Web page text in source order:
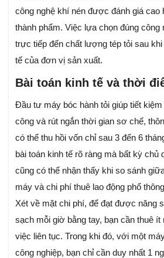
công nghệ khí nén được đánh giá
thành phẩm. Việc lựa chọn đúng công
trực tiếp đến chất lượng tép tỏi sau
tế của đơn vị sản xuất.
Bài toán kinh tế và thời
Đầu tư máy bóc hành tỏi giúp tiết
công và rút ngắn thời gian sơ chế,
có thể thu hồi vốn chỉ sau 3 đến 6
bài toán kinh tế rõ ràng mà bất kỳ chủ
cũng có thể nhận thấy khi so sánh
máy và chi phí thuê lao động phổ
Xét về mặt chi phí, để đạt được năng
sạch mỗi giờ bằng tay, bạn cần thuê ít
việc liên tục. Trong khi đó, với một
công nghiệp, bạn chỉ cần duy nhất 1